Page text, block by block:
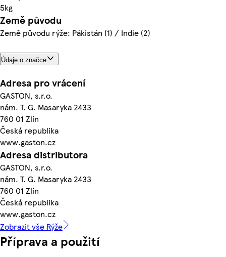
5kg
Země původu
Země původu rýže: Pákistán (1) / Indie (2)
Údaje o značce
Adresa pro vrácení
GASTON, s.r.o.
nám. T. G. Masaryka 2433
760 01 Zlín
Česká republika
www.gaston.cz
Adresa distributora
GASTON, s.r.o.
nám. T. G. Masaryka 2433
760 01 Zlín
Česká republika
www.gaston.cz
Zobrazit vše Rýže
Příprava a použití